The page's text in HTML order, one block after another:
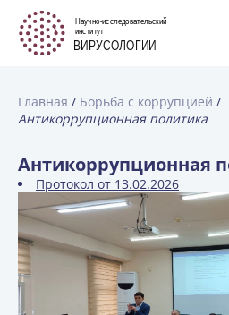
Главная
Борьба с коррупцией
Антикоррупционная политика
Антикоррупционная
Протокол от 13.02.2026